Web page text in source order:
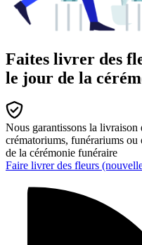
Faites livrer des
le jour de la
Nous garantissons la
crématoriums, funérariums ou
de la cérémonie funéraire
Faire livrer des fleurs